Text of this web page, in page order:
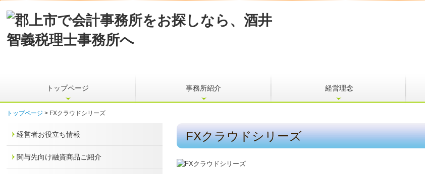
トップページ 事務所紹介 経営理念
トップページ FXクラウドシリーズ
経営者お役立ち情報
関与先向け融資商品ご紹介
FXクラウドシリーズ